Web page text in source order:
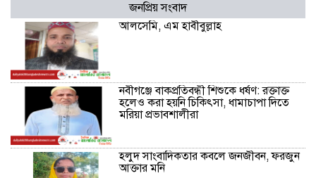
জনপ্রিয় সংবাদ
আলসেমি, এম হাবীবুল্লাহ
নবীগঞ্জে বাকপ্রতিবন্ধী শিশুকে ধর্ষণ: রক্তাক্ত
হলেও করা হয়নি চিকিৎসা, ধামাচাপা দিতে
মরিয়া প্রভাবশালীরা
হলুদ সাংবাদিকতার কবলে জনজীবন, ফরজুন
আক্তার মনি